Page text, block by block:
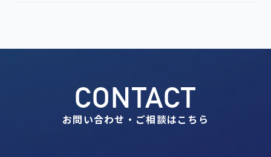
CONTACT
お問い合わせ・ご相談はこちら